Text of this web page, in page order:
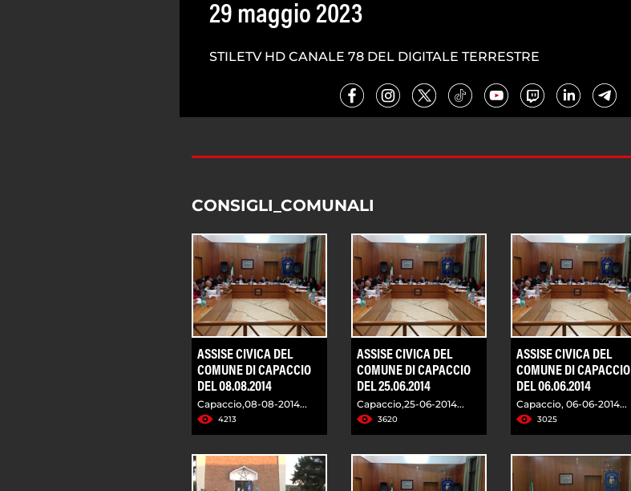
29 maggio 2023
STILETV HD CANALE 78 DEL DIGITALE TERRESTRE
CONSIGLI_COMUNALI
ASSISE CIVICA DEL
COMUNE DI CAPACCIO
DEL 08.08.2014
Capaccio,08-08-2014...
4213
ASSISE CIVICA DEL
COMUNE DI CAPACCIO
DEL 25.06.2014
Capaccio,25-06-2014...
3620
ASSISE CIVICA DEL
COMUNE DI CAPACCIO
DEL 06.06.2014
Capaccio, 06-06-2014...
3025